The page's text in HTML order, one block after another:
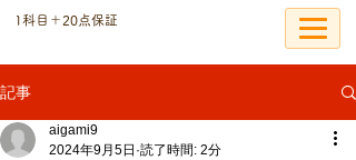
​1科目＋20点保証
記事
aigami9
2024年9月5日 読了時間: 2分